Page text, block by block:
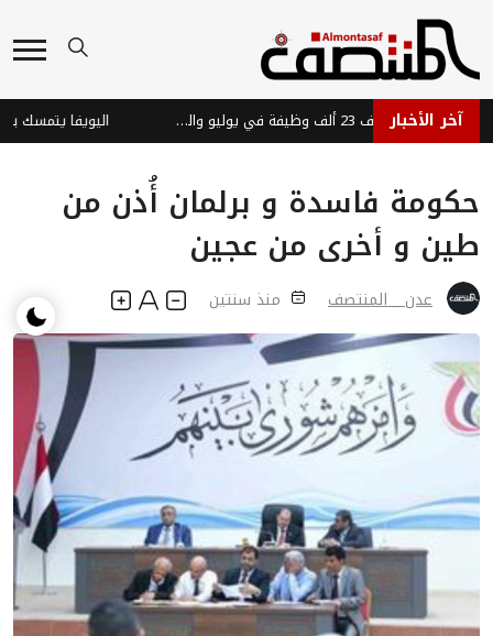
آخر الأخبار الاقتصاد الأمريكي يضيف 23 ألف وظيفة في يوليو والبطالة تتراجع إلى 4.1% اليويفا يتمسك
حكومة فاسدة و برلمان أُذن من
طين و أخرى من عجين
عدن _ المنتصف منذ سنتين